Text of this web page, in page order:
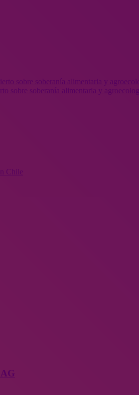
sobre soberanía alimentaria y
Chile